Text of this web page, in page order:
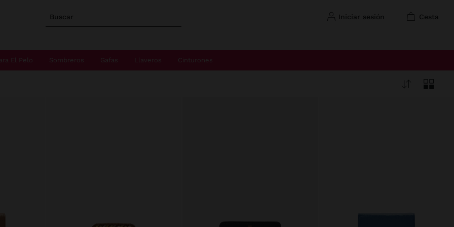
Buscar iniciar sesión cesta
El Pelo Sombreros Gafas Llaveros Cinturones